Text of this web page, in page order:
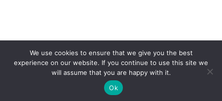
© 2026 Company. All rights reserved. Powered by
We use cookies to ensure that we give you the best
experience on our website. If you continue to use this site we
will assume that you are happy with it.
Ok